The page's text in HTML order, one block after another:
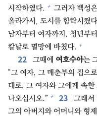
시작하였다. + 그러자 백성
올라가서, 도시를 함락시켰
남자부터 여자까지, 청년부
칼날로 멸망에 바쳤다. +
22⁠ 그때에 여호수아는
“그 여자, 그 매춘부의 집으
대로, 그 여자와 그에게 속
나오십시오.” + 23⁠ 그래서
그의 아버지와 어머니와 형